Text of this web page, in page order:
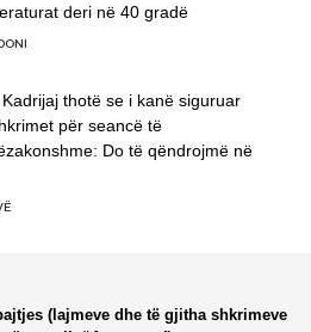
deri në 40 gradë
thotë se i kanë siguruar
për seancë të
Do të qëndrojmë në